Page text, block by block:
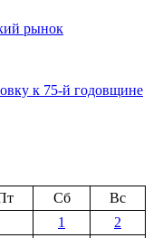
рынок
к 75-й годовщине
Сб
Вс
1
2